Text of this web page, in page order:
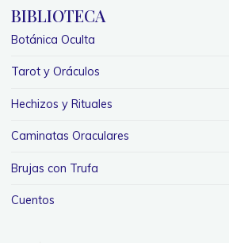
BIBLIOTECA
Botánica Oculta
Tarot y Oráculos
Hechizos y Rituales
Caminatas Oraculares
Brujas con Trufa
Cuentos